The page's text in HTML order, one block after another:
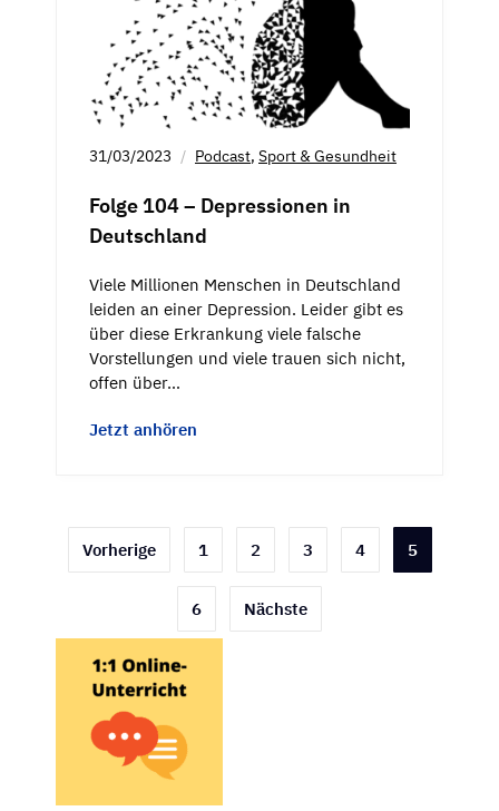
31/03/2023 Podcast, Sport & Gesundheit
Folge 104 – Depressionen in
Deutschland
Viele Millionen Menschen in Deutschland
leiden an einer Depression. Leider gibt es
über diese Erkrankung viele falsche
Vorstellungen und viele trauen sich nicht,
offen über…
Jetzt anhören
Seitennummerierung
der
Beiträge
Vorherige 1 2 3 4 5
6 Nächste